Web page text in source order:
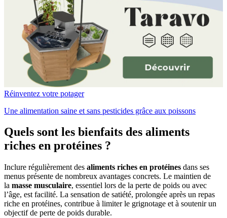
Réinventez votre potager
Une alimentation saine et sans pesticides grâce aux poissons
Quels sont les bienfaits des aliments
riches en protéines ?
Inclure régulièrement des aliments riches en protéines dans ses
menus présente de nombreux avantages concrets. Le maintien de
la masse musculaire, essentiel lors de la perte de poids ou avec
l’âge, est facilité. La sensation de satiété, prolongée après un repas
riche en protéines, contribue à limiter le grignotage et à soutenir un
objectif de perte de poids durable.